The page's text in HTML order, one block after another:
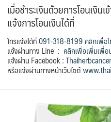
เมื่อชำระเงินด้วยการโอนเงิ
แจ้งการโอนเงินได้ที่
โทรแจ้งได้ที่091-318-8199 คลิกเพื่อ
แจ้งผ่านทาง Line : คลิกเพื่อเพิ่มเพื่อ
แจ้งผ่าน Facebook :
หรือแจ้งผ่านทางหน้าเว็บไซต์